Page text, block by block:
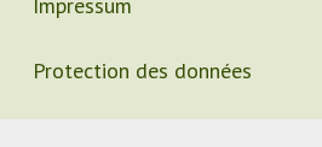
Protection des données